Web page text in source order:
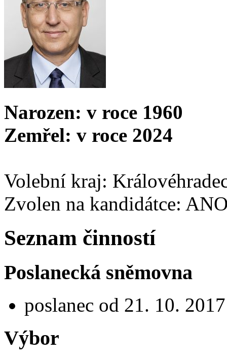
Narozen: v roce 1960
Zemřel: v roce 2024
Volební kraj:
Zvolen na kandidátce:
Seznam činností
Poslanecká sněmovna
poslanec od 21. 10.
Výbor